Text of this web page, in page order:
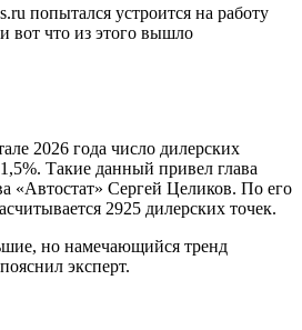
попытался устроится на работу
вот что из этого вышло
2026 года число дилерских
Такие данный привел глава
«Автостат» Сергей Целиков. По его
2925 дилерских точек.
но намечающийся тренд
эксперт.